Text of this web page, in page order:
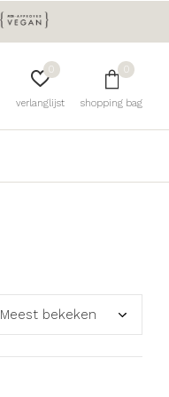
verlanglijst
0
shopping bag
0